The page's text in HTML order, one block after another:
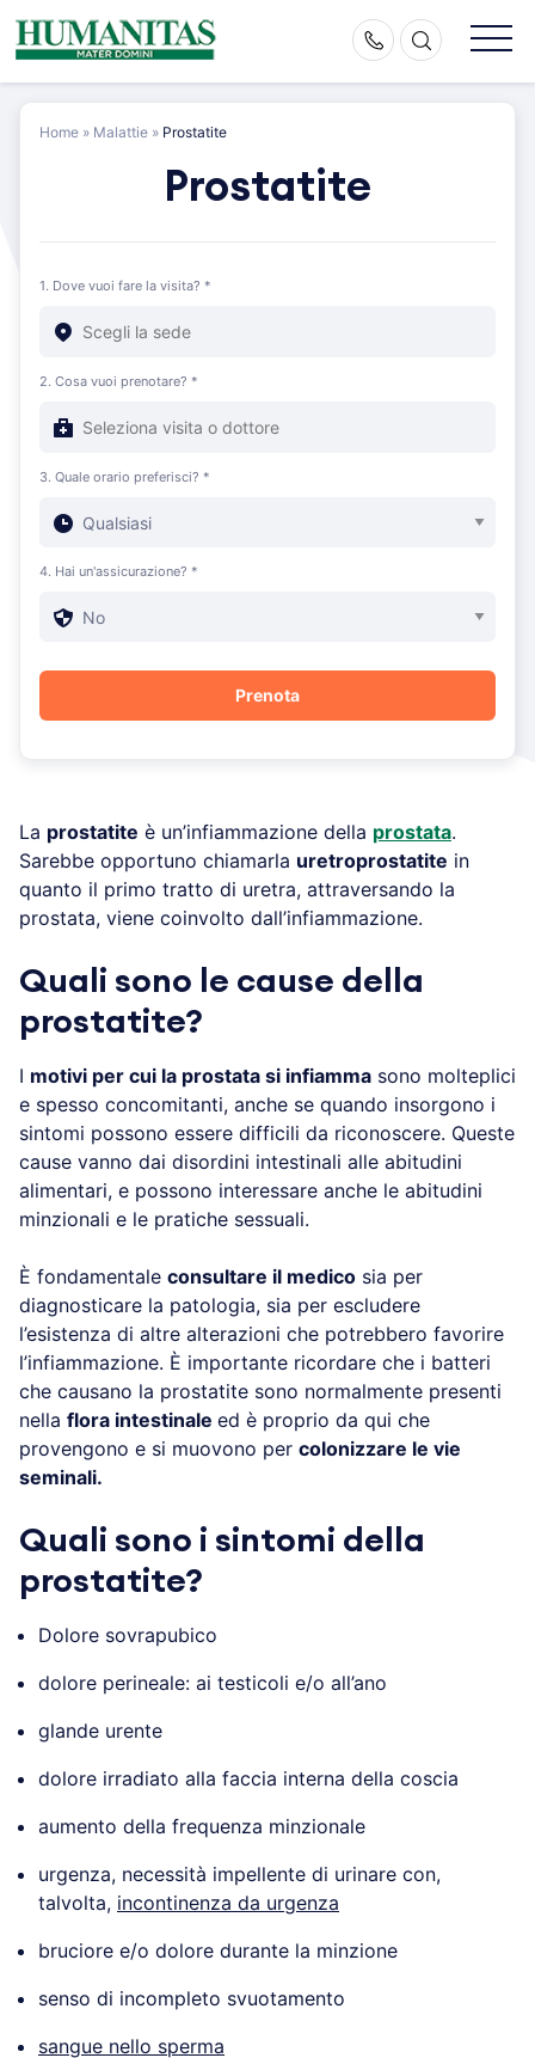
Skip
to
Home » Malattie » Prostatite
Prostatite
1. Dove vuoi fare la visita? *
2. Cosa vuoi prenotare? *
3. Quale orario preferisci? *
4. Hai un'assicurazione? *
La prostatite è un’infiammazione della prostata.
Sarebbe opportuno chiamarla uretroprostatite in
quanto il primo tratto di uretra, attraversando la
prostata, viene coinvolto dall’infiammazione.
Quali sono le cause della
prostatite?
I motivi per cui la prostata si infiamma sono molteplici
e spesso concomitanti, anche se quando insorgono i
sintomi possono essere difficili da riconoscere. Queste
cause vanno dai disordini intestinali alle abitudini
alimentari, e possono interessare anche le abitudini
minzionali e le pratiche sessuali.
È fondamentale consultare il medico sia per
diagnosticare la patologia, sia per escludere
l’esistenza di altre alterazioni che potrebbero favorire
l’infiammazione. È importante ricordare che i batteri
che causano la prostatite sono normalmente presenti
nella flora intestinale ed è proprio da qui che
provengono e si muovono per colonizzare le vie
seminali.
Quali sono i sintomi della
prostatite?
Dolore sovrapubico
dolore perineale: ai testicoli e/o all’ano
glande urente
dolore irradiato alla faccia interna della coscia
aumento della frequenza minzionale
urgenza, necessità impellente di urinare con,
talvolta, incontinenza da urgenza
bruciore e/o dolore durante la minzione
senso di incompleto svuotamento
sangue nello sperma